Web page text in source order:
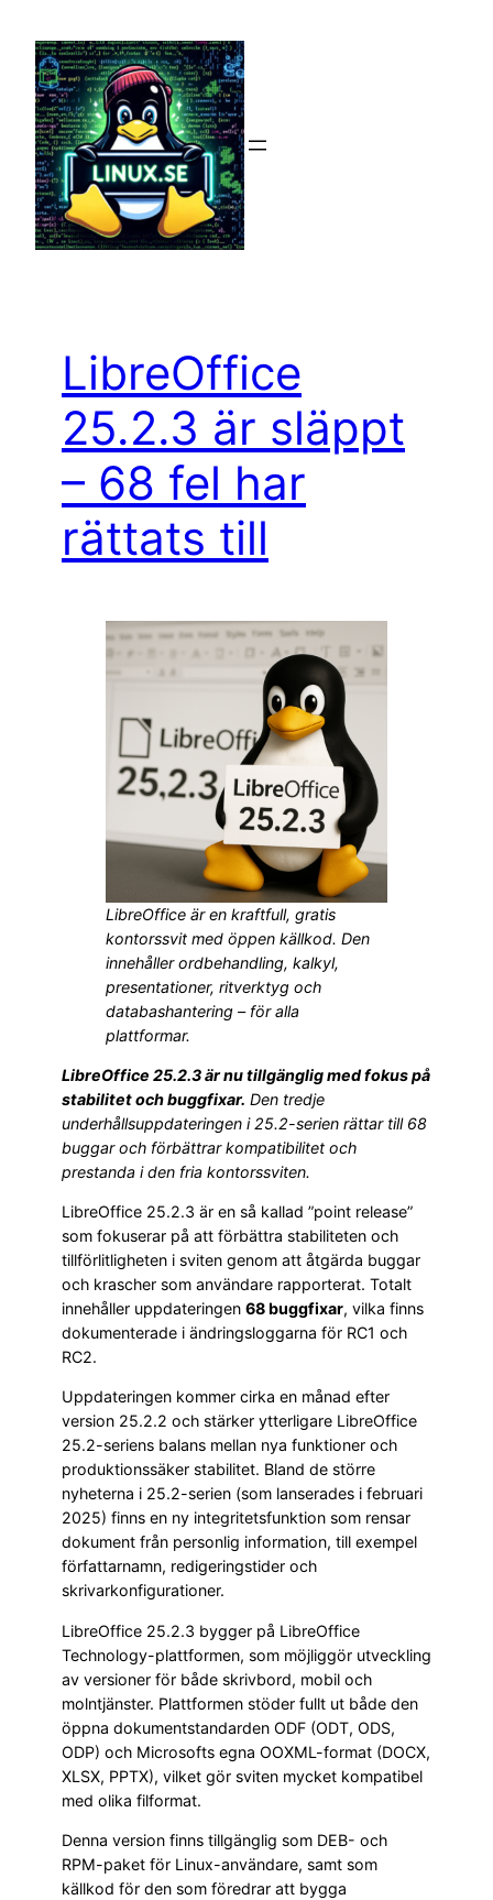
innehåll
LibreOffice
25.2.3 är släppt
– 68 fel har
rättats till
LibreOffice är en kraftfull, gratis
kontorssvit med öppen källkod. Den
innehåller ordbehandling, kalkyl,
presentationer, ritverktyg och
databashantering – för alla
plattformar.
LibreOffice 25.2.3 är nu tillgänglig med fokus på
stabilitet och buggfixar. Den tredje
underhållsuppdateringen i 25.2-serien rättar till 68
buggar och förbättrar kompatibilitet och
prestanda i den fria kontorssviten.
LibreOffice 25.2.3 är en så kallad ”point release”
som fokuserar på att förbättra stabiliteten och
tillförlitligheten i sviten genom att åtgärda buggar
och krascher som användare rapporterat. Totalt
innehåller uppdateringen 68 buggfixar, vilka finns
dokumenterade i ändringsloggarna för RC1 och
RC2.
Uppdateringen kommer cirka en månad efter
version 25.2.2 och stärker ytterligare LibreOffice
25.2-seriens balans mellan nya funktioner och
produktionssäker stabilitet. Bland de större
nyheterna i 25.2-serien (som lanserades i februari
2025) finns en ny integritetsfunktion som rensar
dokument från personlig information, till exempel
författarnamn, redigeringstider och
skrivarkonfigurationer.
LibreOffice 25.2.3 bygger på LibreOffice
Technology-plattformen, som möjliggör utveckling
av versioner för både skrivbord, mobil och
molntjänster. Plattformen stöder fullt ut både den
öppna dokumentstandarden ODF (ODT, ODS,
ODP) och Microsofts egna OOXML-format (DOCX,
XLSX, PPTX), vilket gör sviten mycket kompatibel
med olika filformat.
Denna version finns tillgänglig som DEB- och
RPM-paket för Linux-användare, samt som
källkod för den som föredrar att bygga